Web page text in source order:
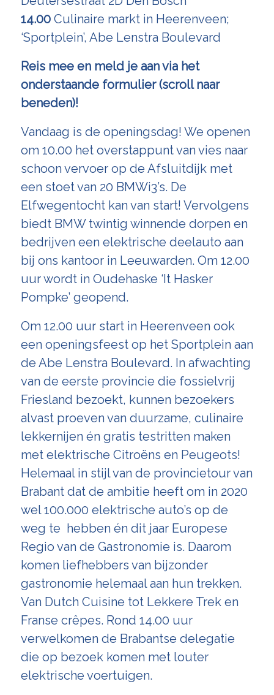
14.00Culinaire markt in Heerenveen;
‘Sportplein’, Abe Lenstra Boulevard
Reis mee en meld je aan via het
onderstaande formulier (scroll naar
beneden)!
Vandaag is de openingsdag! We openen
om 10.00 het overstappunt van vies naar
schoon vervoer op de Afsluitdijk met
een stoet van 20 BMWi3’s. De
Elfwegentocht kan van start! Vervolgens
biedt BMW twintig winnende dorpen en
bedrijven een elektrische deelauto aan
bij ons kantoor in Leeuwarden. Om 12.00
uur wordt in Oudehaske ‘It Hasker
Pompke’ geopend.
Om 12.00 uur start in Heerenveen ook
een openingsfeest op het Sportplein aan
de Abe Lenstra Boulevard. In afwachting
van de eerste provincie die fossielvrij
Friesland bezoekt, kunnen bezoekers
alvast proeven van duurzame, culinaire
lekkernijen én gratis testritten maken
met elektrische Citroëns en Peugeots!
Helemaal in stijl van de provincietour van
Brabant dat de ambitie heeft om in 2020
wel 100.000 elektrische auto’s op de
weg te hebben én dit jaar Europese
Regio van de Gastronomie is. Daarom
komen liefhebbers van bijzonder
gastronomie helemaal aan hun trekken.
Van Dutch Cuisine tot Lekkere Trek en
Franse crêpes. Rond 14.00 uur
verwelkomen de Brabantse delegatie
die op bezoek komen met louter
elektrische voertuigen.